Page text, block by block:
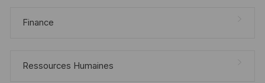
Finance
Ressources Humaines